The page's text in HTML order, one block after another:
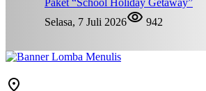
Paket “School Holiday Getaway”
Selasa, 7 Juli 2026
942